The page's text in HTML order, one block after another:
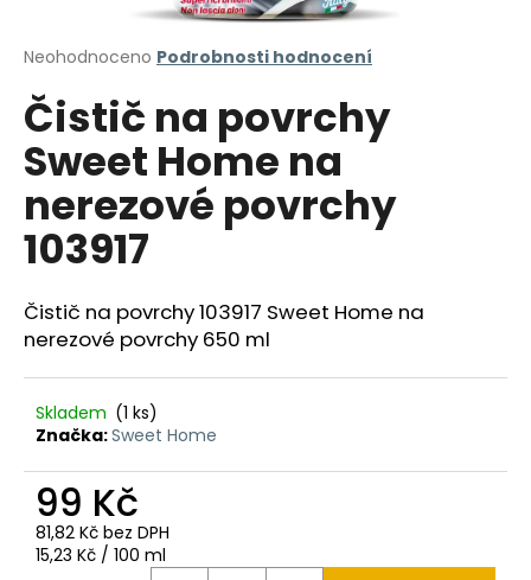
Průměrné
produktu
je
0,0
z
5
hvězdiček.
Neohodnoceno Podrobnosti hodnocení
Čistič na povrchy
Sweet Home na
nerezové povrchy
103917
Čistič na povrchy 103917 Sweet Home na
nerezové povrchy 650 ml
Skladem (1 ks)
Značka:Sweet Home
99 Kč
81,82 Kč bez DPH
Měrná
15,23 Kč / 100 ml
j
í
t
?
D
o
p
r
u
č
u